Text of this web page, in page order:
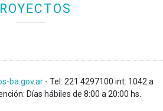
ba.gov.ar - Tel: 221 4297100 int: 1042 a
Días hábiles de 8:00 a 20:00 hs.